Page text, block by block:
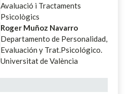
Avaluació i Tractaments
Psicològics
Roger Muñoz Navarro
Departamento de Personalidad,
Evaluación y Trat.Psicológico.
Universitat de València